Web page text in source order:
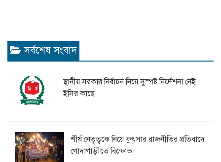
সর্বশেষ সংবাদ
স্থানীয় সরকার নির্বাচন নিয়ে সুস্পষ্ট নির্দেশনা নেই
ইসির কাছে
শীর্ষ নেতৃত্বকে নিয়ে কুৎসার রাজনীতির প্রতিবাদে
গোদাগাড়ীতে বিক্ষোভ